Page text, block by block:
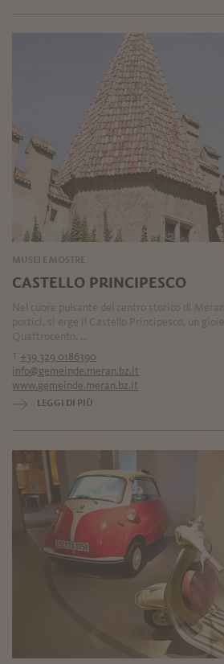
MUSEI E MOSTRE
CASTELLO PRINCIPESCO
Nel cuore pulsante del centro storico di
portici, si erge il Castello Principesco, un
Quattrocento. ...
T +39 329 0186390
info@gemeinde.meran.bz.it
www.gemeinde.meran.bz.it
LEGGI DI PIÙ